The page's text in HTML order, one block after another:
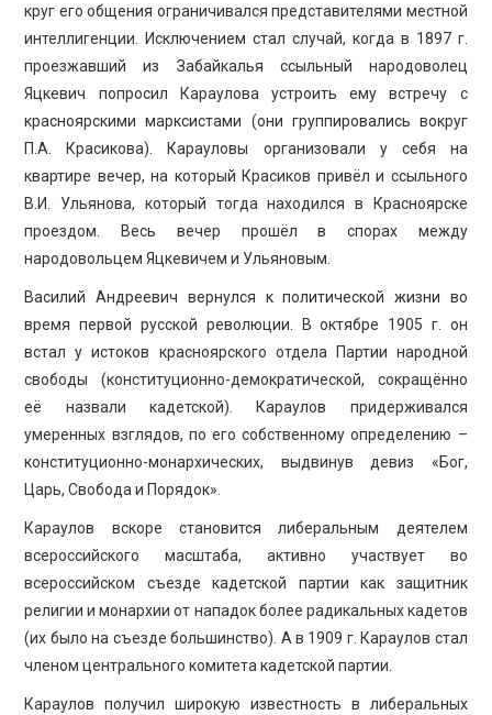
круг его общения ограничивался представителями местной
интеллигенции. Исключением стал случай, когда в 1897 г.
проезжавший из Забайкалья ссыльный народоволец
Яцкевич попросил Караулова устроить ему встречу с
красноярскими марксистами (они группировались вокруг
П.А. Красикова). Карауловы организовали у себя на
квартире вечер, на который Красиков привёл и ссыльного
В.И. Ульянова, который тогда находился в Красноярске
проездом. Весь вечер прошёл в спорах между
народовольцем Яцкевичем и Ульяновым.
Василий Андреевич вернулся к политической жизни во
время первой русской революции. В октябре 1905 г. он
встал у истоков красноярского отдела Партии народной
свободы (конституционно-демократической, сокращённо
её назвали кадетской). Караулов придерживался
умеренных взглядов, по его собственному определению –
конституционно-монархических, выдвинув девиз «Бог,
Царь, Свобода и Порядок».
Караулов вскоре становится либеральным деятелем
всероссийского масштаба, активно участвует во
всероссийском съезде кадетской партии как защитник
религии и монархии от нападок более радикальных кадетов
(их было на съезде большинство). А в 1909 г. Караулов стал
членом центрального комитета кадетской партии.
Караулов получил широкую известность в либеральных